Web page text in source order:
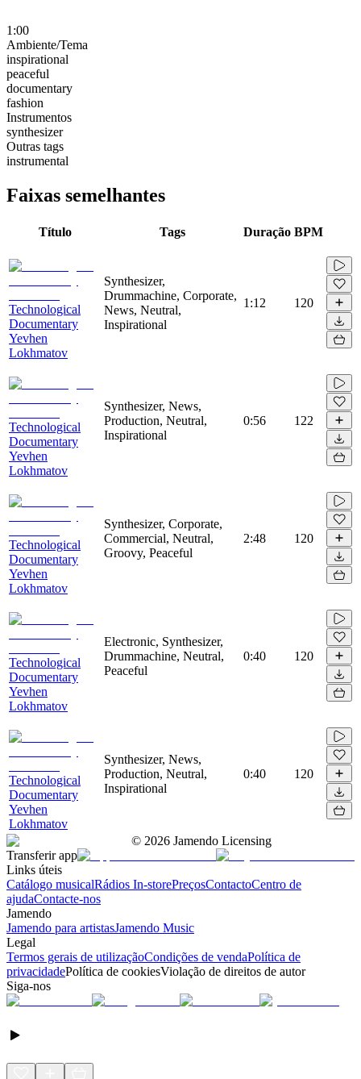
1:00
Ambiente/Tema
inspirational
peaceful
documentary
fashion
Instrumentos
synthesizer
Outras tags
instrumental
Faixas semelhantes
Título Tags Duração BPM
Technological
Documentary
Yevhen
Lokhmatov
Synthesizer,
Drummachine, Corporate,
News, Neutral,
Inspirational
1:12 120
Technological
Documentary
Yevhen
Lokhmatov
Synthesizer, News,
Production, Neutral,
Inspirational
0:56 122
Technological
Documentary
Yevhen
Lokhmatov
Synthesizer, Corporate,
Commercial, Neutral,
Groovy, Peaceful
2:48 120
Technological
Documentary
Yevhen
Lokhmatov
Electronic, Synthesizer,
Drummachine, Neutral,
Peaceful
0:40 120
Technological
Documentary
Yevhen
Lokhmatov
Synthesizer, News,
Production, Neutral,
Inspirational
0:40 120
© 2026 Jamendo Licensing
Transferir app
Links úteis
Catálogo musicalRádios In-storePreçosContactoCentro de
ajudaContacte-nos
Jamendo
Jamendo para artistasJamendo Music
Legal
Termos gerais de utilizaçãoCondições de vendaPolítica de
privacidadePolítica de cookiesViolação de direitos de autor
Siga-nos